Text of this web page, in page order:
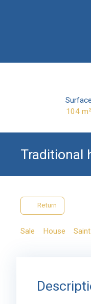
Surface
104 m²
Traditional
Return
Sale House